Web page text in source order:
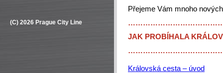
(C) 2026 Prague City Line
Přejeme Vám mnoho
JAK PROBÍHALA
Královská cesta – úvod